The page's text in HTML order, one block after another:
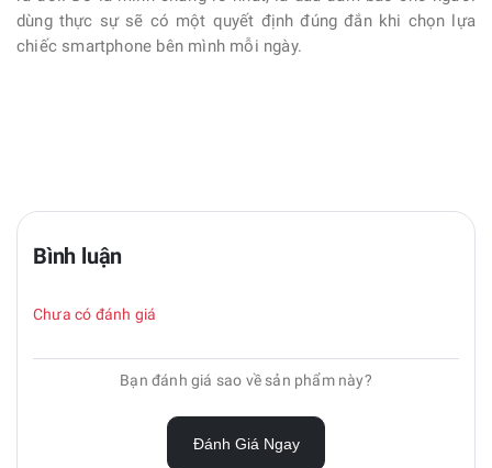
dùng thực sự sẽ có một quyết định đúng đắn khi chọn lựa
chiếc smartphone bên mình mỗi ngày.
Bình luận
Chưa có đánh giá
Bạn đánh giá sao về sản phẩm này?
Đánh Giá Ngay